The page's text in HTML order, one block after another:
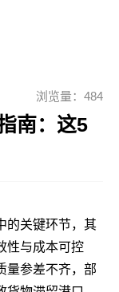
浏览量：484
南：这5
关键环节，其
性与成本可控
量参差不齐，部